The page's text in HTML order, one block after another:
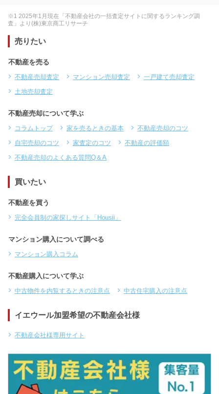
※1 2025年1月現在「不動産会社の一括査定サイトに関するランキング調
査」より(株)東京商工リサーチ
売りたい
不動産を売る
不動産売却査定 マンション売却査定
一戸建て売却査定
土地売却査定
不動産売却について学ぶ
コラムトップ 家を売るときの基本
不動産売却のコツ
自宅売却のコツ
家査定のコツ
不動産の評価額
不動産売却のよくある質問Q＆A
買いたい
不動産を買う
完全会員制の家探しサイト「Housii」
マンション購入について調べる
マンション購入コラム
不動産購入について学ぶ
中古物件を内覧するときの注意点 中古住宅購入の注意点
イエウール加盟希望の不動産会社様
不動産会社様専用サイト